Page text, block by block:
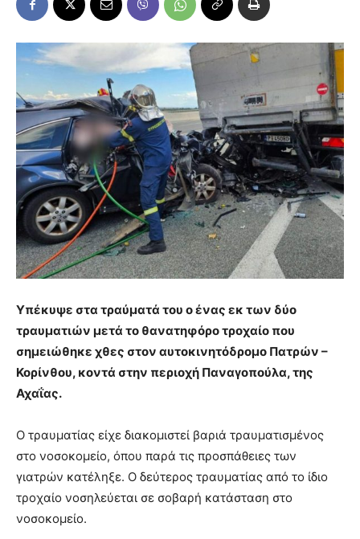
Υπέκυψε στα τραύματά του ο ένας εκ των δύο
τραυματιών μετά το θανατηφόρο τροχαίο που
σημειώθηκε χθες στον αυτοκινητόδρομο Πατρών –
Κορίνθου, κοντά στην περιοχή Παναγοπούλα, της
Αχαΐας.
Ο τραυματίας είχε διακομιστεί βαριά τραυματισμένος
στο νοσοκομείο, όπου παρά τις προσπάθειες των
γιατρών κατέληξε. Ο δεύτερος τραυματίας από το ίδιο
τροχαίο νοσηλεύεται σε σοβαρή κατάσταση στο
νοσοκομείο.